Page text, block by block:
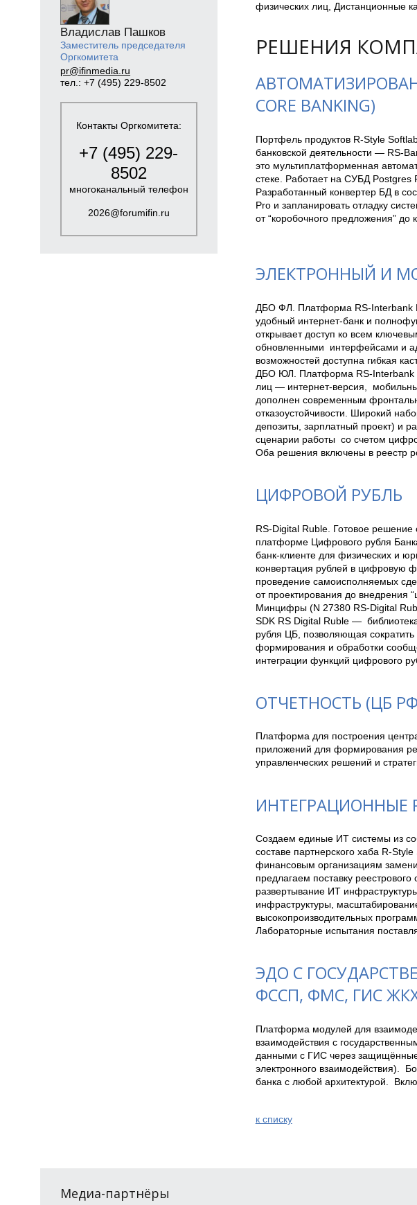
Владислав Пашков
Заместитель председателя
Оргкомитета
pr@ifinmedia.ru
тел.: +7 (495) 229-8502
Контакты Оргкомитета:
+7 (495) 229-
8502
многоканальный телефон
2026@forumifin.ru
физических лиц, Дистанционные
РЕШЕНИЯ
CORE BANKING)
Портфель продуктов R-Style
банковской деятельности — RS-
это мультиплатформенная
стеке. Работает на СУБД Postgres
Разработанный конвертер БД в
Pro и запланировать отладку
от “коробочного предложения”
ЭЛЕКТРОННЫЙ И
ДБО ФЛ. Платформа RS-Interbank
удобный интернет-банк и
открывает доступ ко всем
обновленными  интерфейсами и
возможностей доступна гибкая
ДБО ЮЛ. Платформа RS-Interbank
лиц — интернет-версия,
дополнен современным
отказоустойчивости. Широкий
депозиты, зарплатный проект) и
сценарии работы  со счетом
ЦИФРОВОЙ РУБЛЬ
RS-Digital Ruble. Готовое
платформе Цифрового рубля
банк-клиенте для физических и
конвертация рублей в цифровую
проведение самоисполняемых
от проектирования до внедрения
Минцифры (N 27380 RS-Digital
SDK RS Digital Ruble —
рубля ЦБ, позволяющая
формирования и обработки
интеграции функций цифрового
ОТЧЕТНОСТЬ (ЦБ
Платформа для построения
приложений для формирования
управленческих решений и
ИНТЕГРАЦИОННЫЕ
Создаем единые ИТ системы из
составе партнерского хаба R-
финансовым организациям
предлагаем поставку
развертывание ИТ
инфраструктуры,
высокопроизводительных
Лабораторные испытания
ЭДО С
ФССП, ФМС, ГИС
Платформа модулей для
взаимодействия с
данными с ГИС через
электронного взаимодействия).
банка с любой архитектурой.
к спиcку
Медиа-партнёры